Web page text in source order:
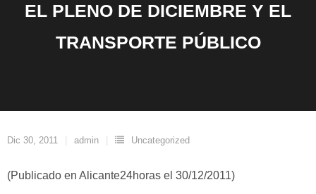
EL PLENO DE DICIEMBRE Y EL
TRANSPORTE PÚBLICO
Dic 30, 2011 admin Uncategorized
(Publicado en Alicante24horas el 30/12/2011)